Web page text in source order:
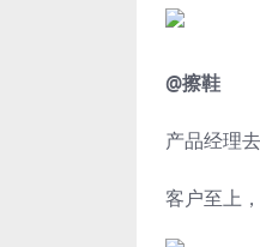
@擦鞋
产品经理
客户至上